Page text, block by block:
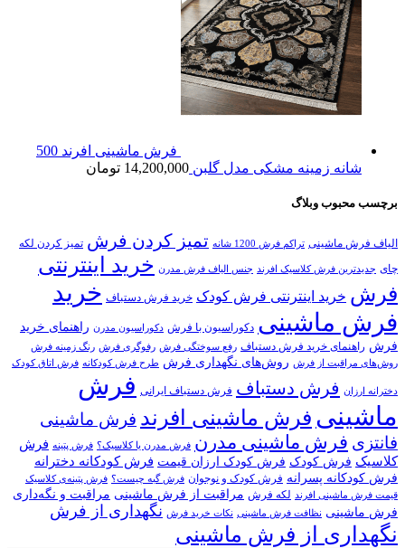
فرش ماشینی افرند 500
شانه زمینه مشکی مدل گلبن 14,200,000 تومان
برچسب محبوب وبلاگ
الیاف فرش ماشینی تراکم فرش 1200 شانه تمیز کردن فرش تمیز کردن لکه
چای جدیدترین فرش کلاسیک افرند جنس الیاف فرش مدرن خرید اینترنتی
فرش خرید اینترنتی فرش کودک خرید فرش دستباف خرید
فرش ماشینی دکوراسیون با فرش دکوراسیون مدرن راهنمای خرید
فرش راهنمای خرید فرش دستباف رفع سوختگی فرش رفوگری فرش رنگ زمینه فرش
روش‌های مراقبت از فرش روش‌های نگهداری فرش طرح فرش کودکانه فرش اتاق کودک
دخترانه ارزان فرش دستباف فرش دستباف ایرانی فرش
ماشینی فرش ماشینی افرند فرش ماشینی
فانتزی فرش ماشینی مدرن فرش مدرن یا کلاسیک؟ فرش پتینه فرش
کلاسیک فرش کودک فرش کودک ارزان قیمت فرش کودکانه دخترانه
فرش کودکانه پسرانه فرش کودک و نوجوان فرش گبه چیست؟ فرش‌ پتینه‌ی کلاسیک
قیمت فرش ماشینی افرند لکه فرش مراقبت از فرش ماشینی مراقبت و نگه‌داری
فرش ماشینی نظافت فرش ماشینی نکات خرید فرش نگهداری از فرش
نگهداری از فرش ماشینی